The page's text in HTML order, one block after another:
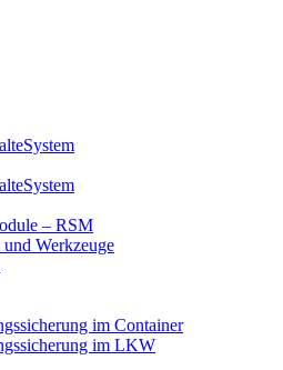
– RSM
Werkzeuge
im Container
im LKW